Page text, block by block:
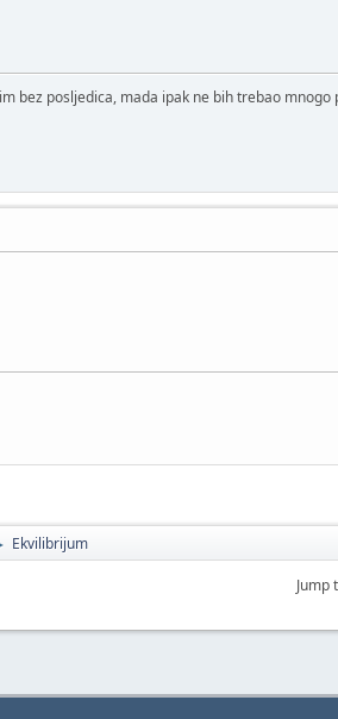
bez posljedica, mada ipak ne bih trebao mnogo
Ekvilibrijum
Jump